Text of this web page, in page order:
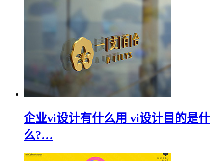
企业vi设计有什么用 vi设计目的是什
么?…